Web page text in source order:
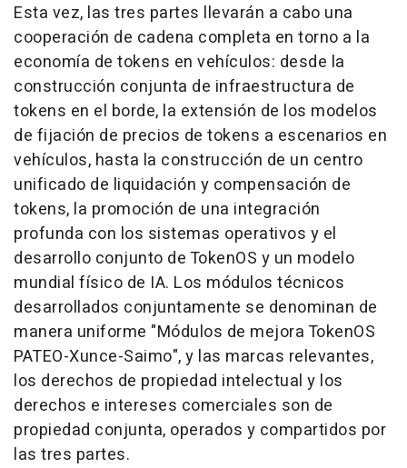
Esta vez, las tres partes llevarán a cabo una
cooperación de cadena completa en torno a la
economía de tokens en vehículos: desde la
construcción conjunta de infraestructura de
tokens en el borde, la extensión de los modelos
de fijación de precios de tokens a escenarios en
vehículos, hasta la construcción de un centro
unificado de liquidación y compensación de
tokens, la promoción de una integración
profunda con los sistemas operativos y el
desarrollo conjunto de TokenOS y un modelo
mundial físico de IA. Los módulos técnicos
desarrollados conjuntamente se denominan de
manera uniforme "Módulos de mejora TokenOS
PATEO-Xunce-Saimo", y las marcas relevantes,
los derechos de propiedad intelectual y los
derechos e intereses comerciales son de
propiedad conjunta, operados y compartidos por
las tres partes.